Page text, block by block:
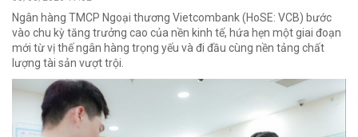
Ngân hàng TMCP Ngoại thương Vietcombank (HoSE: VCB) bước
vào chu kỳ tăng trưởng cao của nền kinh tế, hứa hẹn một giai đoạn
mới từ vị thế ngân hàng trọng yếu và đi đầu cùng nền tảng chất
lượng tài sản vượt trội.